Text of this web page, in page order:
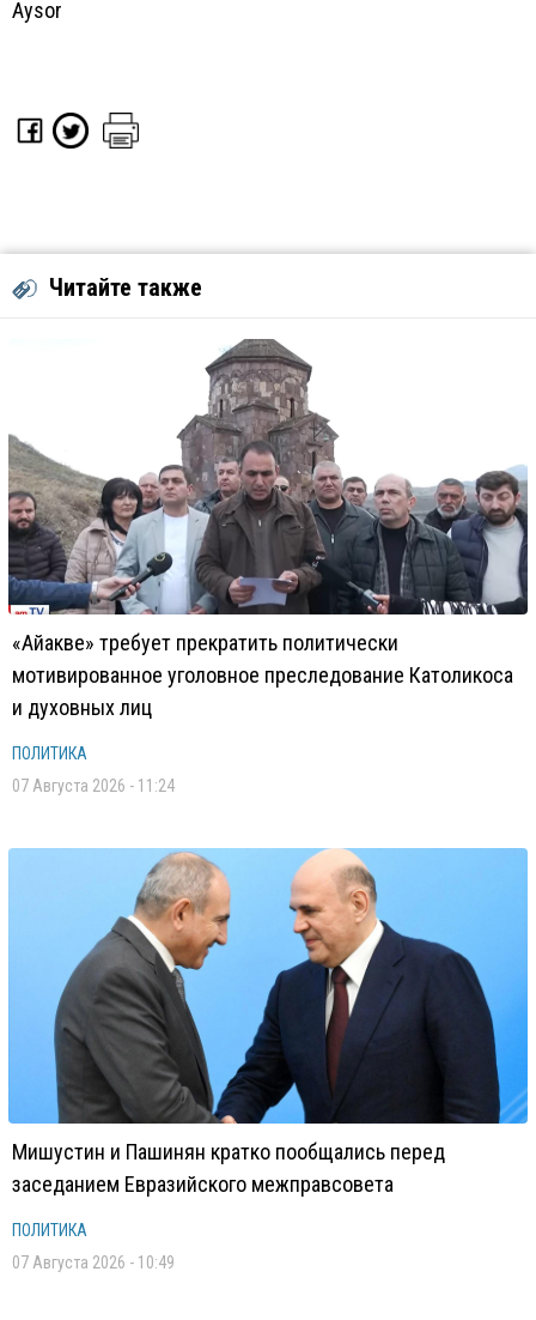
Aysor
Читайте также
«Айакве» требует прекратить политически
мотивированное уголовное преследование Католикоса
и духовных лиц
ПОЛИТИКА
07 Августа 2026 - 11:24
Мишустин и Пашинян кратко пообщались перед
заседанием Евразийского межправсовета
ПОЛИТИКА
07 Августа 2026 - 10:49